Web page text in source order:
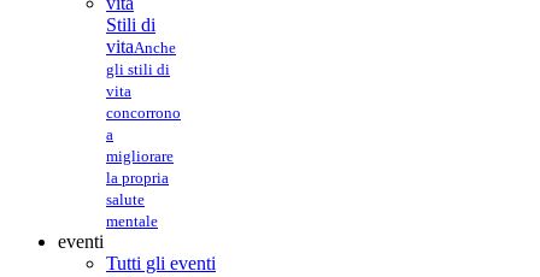
Stili di
vitaAnche
gli stili di
vita
concorrono
a
migliorare
la propria
salute
mentale
eventi
Tutti gli eventi